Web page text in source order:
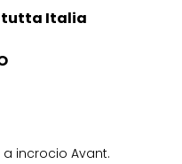
tutta Italia
incrocio Avant.